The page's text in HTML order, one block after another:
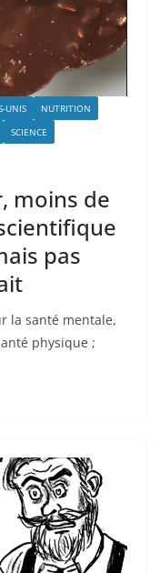
UNIS
NUTRITION
SCIENCE
moins de
pas
la santé mentale,
physique ;